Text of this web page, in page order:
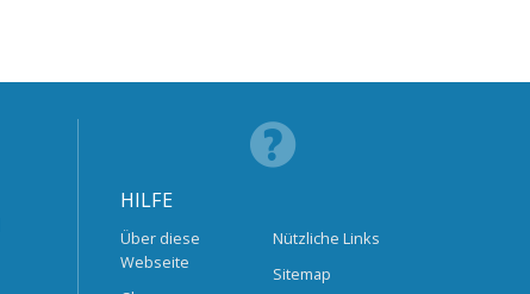
HILFE
Über diese
Webseite
Nützliche Links
Sitemap